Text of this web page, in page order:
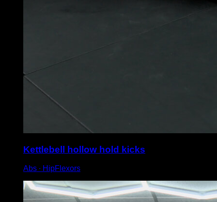
Kettlebell hollow hold kicks
Abs ∙ HipFlexors